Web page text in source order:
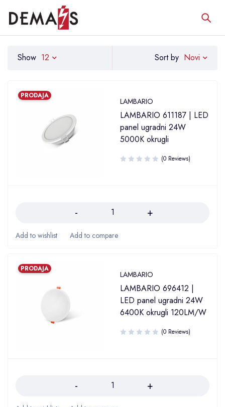
Sort by Novi
Show 12
PRODAJA
LAMBARIO
LAMBARIO 611187 | LED
panel ugradni 24W
5000K okrugli
(0 Reviews)
PRODAJA
LAMBARIO
LAMBARIO 696412 |
LED panel ugradni 24W
6400K okrugli 120LM/W
(0 Reviews)